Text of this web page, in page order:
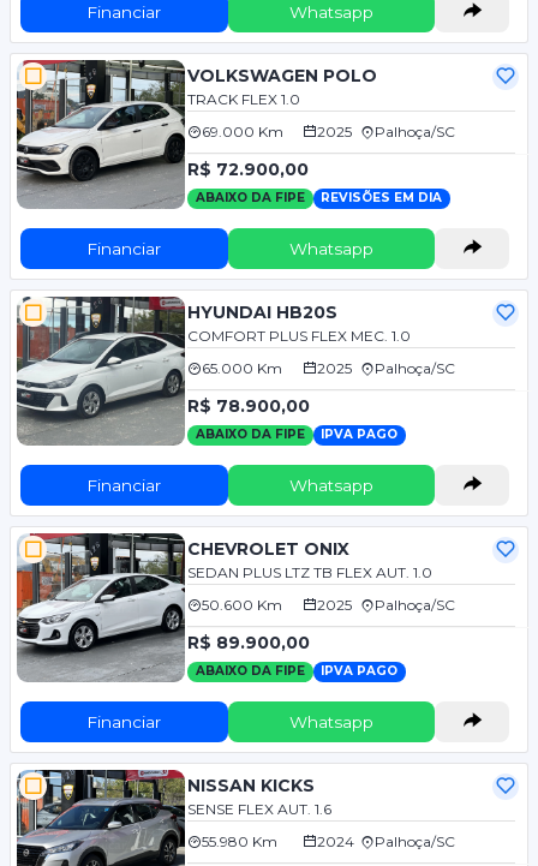
Financiar Whatsapp
VOLKSWAGEN POLO
TRACK FLEX 1.0
69.000 Km
2025 Palhoça/SC
R$ 72.900,00
ABAIXO DA FIPE REVISÕES EM DIA
Financiar Whatsapp
HYUNDAI HB20S
COMFORT PLUS FLEX MEC. 1.0
65.000 Km
2025 Palhoça/SC
R$ 78.900,00
ABAIXO DA FIPE IPVA PAGO
Financiar Whatsapp
CHEVROLET ONIX
SEDAN PLUS LTZ TB FLEX AUT. 1.0
50.600 Km
2025 Palhoça/SC
R$ 89.900,00
ABAIXO DA FIPE IPVA PAGO
Financiar Whatsapp
NISSAN KICKS
SENSE FLEX AUT. 1.6
55.980 Km
2024 Palhoça/SC